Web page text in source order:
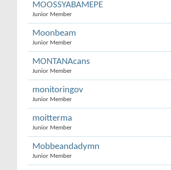
MOOSSYABAMEPE
Junior Member
Moonbeam
Junior Member
MONTANAcans
Junior Member
monitoringov
Junior Member
moitterma
Junior Member
Mobbeandadymn
Junior Member